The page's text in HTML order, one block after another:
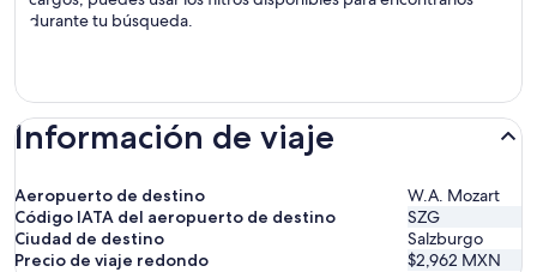
durante tu búsqueda.
Información de viaje
Aeropuerto de destino
W.A. Mozart
Código IATA del aeropuerto de destino
SZG
Ciudad de destino
Salzburgo
Precio de viaje redondo
$2,962 MXN